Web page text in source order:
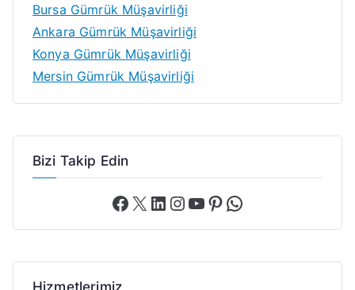
Bursa Gümrük Müşavirliği
Ankara Gümrük Müşavirliği
Konya Gümrük Müşavirliği
Mersin Gümrük Müşavirliği
Bizi Takip Edin
Hizmetlerimiz